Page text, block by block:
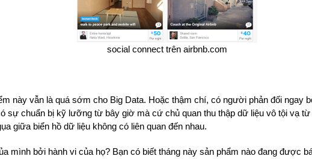
social connect trên airbnb.com
này vẫn là quá sớm cho Big Data. Hoặc thậm chí, có người phản đối ngay
sự chuẩn bị kỹ lưỡng từ bây giờ mà cứ chủ quan thu thập dữ liệu vô tội vạ
giữa biển hồ dữ liệu không có liên quan đến nhau.
mình bởi hành vi của họ? Bạn có biết tháng này sản phẩm nào đang được